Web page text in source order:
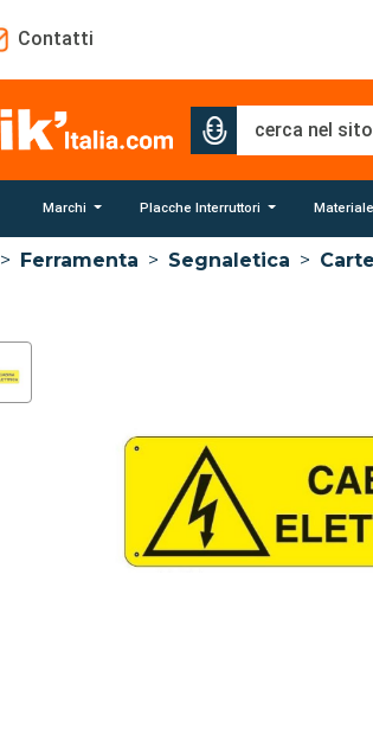
Contatti
Marchi Placche Interruttori
> Ferramenta > Segnaletica >